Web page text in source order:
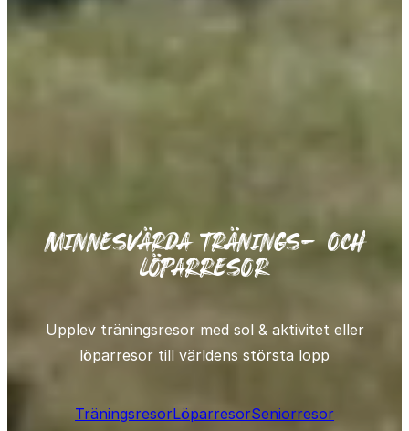
minnesvärda tränings- och
löparresor
Upplev träningsresor med sol & aktivitet eller
löparresor till världens största lopp
TräningsresorLöparresorSeniorresor